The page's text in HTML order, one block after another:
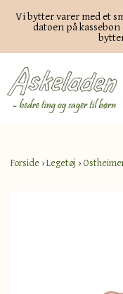
Vi bytter varer med et
datoen på
Forside ›Legetøj ›